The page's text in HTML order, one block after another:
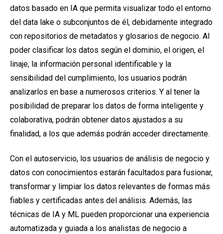
datos basado en IA que permita visualizar todo el entorno
del data lake o subconjuntos de él, debidamente integrado
con repositorios de metadatos y glosarios de negocio. Al
poder clasificar los datos según el dominio, el origen, el
linaje, la información personal identificable y la
sensibilidad del cumplimiento, los usuarios podrán
analizarlos en base a numerosos criterios. Y al tener la
posibilidad de preparar los datos de forma inteligente y
colaborativa, podrán obtener datos ajustados a su
finalidad, a los que además podrán acceder directamente.
Con el autoservicio, los usuarios de análisis de negocio y
datos con conocimientos estarán facultados para fusionar,
transformar y limpiar los datos relevantes de formas más
fiables y certificadas antes del análisis. Además, las
técnicas de IA y ML pueden proporcionar una experiencia
automatizada y guiada a los analistas de negocio a